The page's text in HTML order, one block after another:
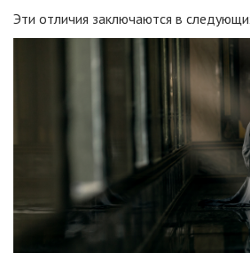
Эти отличия заключаются в